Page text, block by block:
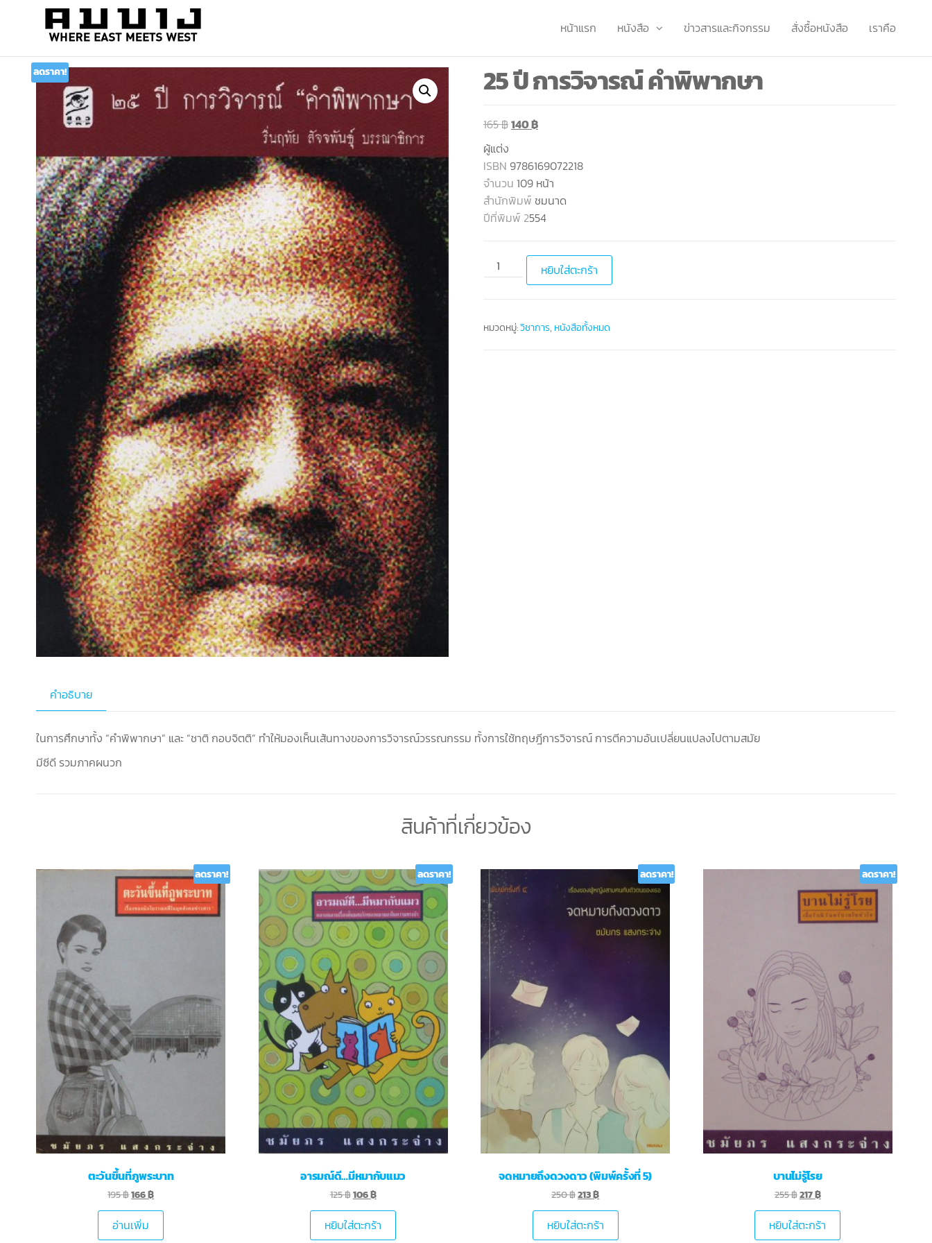
พิมพ์
คมบาง
meets
หน้าแรก หนังสือ ข่าวสารและกิจกรรม สั่งซื้อหนังสือ เราคือ
ลดราคา! 25 ปี การวิจารณ์ คำพิพากษา
165฿140฿
ผู้แต่ง
ISBN 9786169072218
จำนวน 109 หน้า
สำนักพิมพ์ ชมนาด
ปีที่พิมพ์ 2554
หยิบใส่ตะกร้า
หมวดหมู่:วิชาการ, หนังสือทั้งหมด
คำอธิบาย
ในการศึกษาทั้ง “คำพิพากษา” และ “ชาติ กอบจิตติ” ทำให้มองเห็นเส้นทางของการวิจารณ์วรรณกรรม ทั้งการใช้ทฤษฎีการวิจารณ์ การตีความอันเปลี่ยนแปลงไปตามสมัย
มีซีดี รวมภาคผนวก
สินค้าที่เกี่ยวข้อง
ลดราคา!
ตะวันขึ้นที่ภูพระบาท
195฿166฿
อ่านเพิ่ม
ลดราคา!
อารมณ์ดี…มีหมากับแมว
125฿106฿
หยิบใส่ตะกร้า
ลดราคา!
จดหมายถึงดวงดาว (พิมพ์ครั้งที่ 5)
250฿213฿
หยิบใส่ตะกร้า
ลดราคา!
บานไม่รู้โรย
255฿217฿
หยิบใส่ตะกร้า